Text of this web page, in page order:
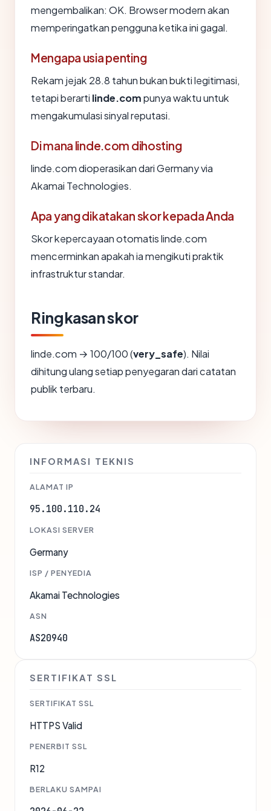
mengembalikan: OK. Browser modern akan
memperingatkan pengguna ketika ini gagal.
Mengapa usia penting
Rekam jejak 28.8 tahun bukan bukti legitimasi,
tetapi berarti linde.compunya waktu untuk
mengakumulasi sinyal reputasi.
Di mana linde.com dihosting
linde.com dioperasikan dari Germany via
Akamai Technologies.
Apa yang dikatakan skor kepada Anda
Skor kepercayaan otomatis linde.com
mencerminkan apakah ia mengikuti praktik
infrastruktur standar.
Ringkasan skor
linde.com → 100/100 (very_safe). Nilai
dihitung ulang setiap penyegaran dari catatan
publik terbaru.
INFORMASI TEKNIS
ALAMAT IP
95.100.110.24
LOKASI SERVER
Germany
ISP / PENYEDIA
Akamai Technologies
ASN
AS20940
SERTIFIKAT SSL
SERTIFIKAT SSL
HTTPS Valid
PENERBIT SSL
R12
BERLAKU SAMPAI